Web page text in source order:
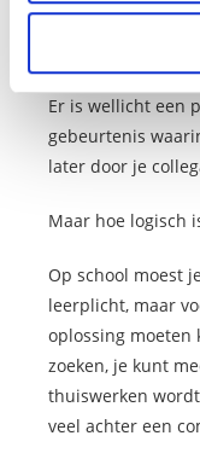
gebeurtenis op
Er is wellicht een
gebeurtenis
later door je
Maar hoe logisch
Op school moest
leerplicht, maar
oplossing moeten
zoeken, je kunt
thuiswerken
veel achter een